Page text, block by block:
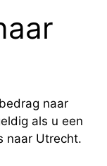
naar
als u een
naar Utrecht.